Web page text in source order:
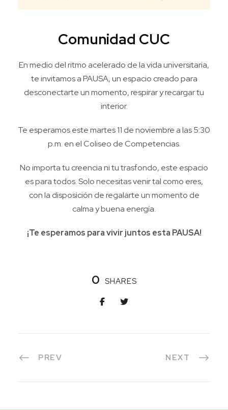
Comunidad CUC
En medio del ritmo acelerado de la vida universitaria,
te invitamos a PAUSA, un espacio creado para
desconectarte un momento, respirar y recargar tu
interior.
Te esperamos este martes 11 de noviembre a las 5:30
p.m. en el Coliseo de Competencias.
No importa tu creencia ni tu trasfondo, este espacio
es para todos. Solo necesitas venir tal como eres,
con la disposición de regalarte un momento de
calma y buena energía.
¡Te esperamos para vivir juntos esta PAUSA!
0 SHARES
PREV NEXT